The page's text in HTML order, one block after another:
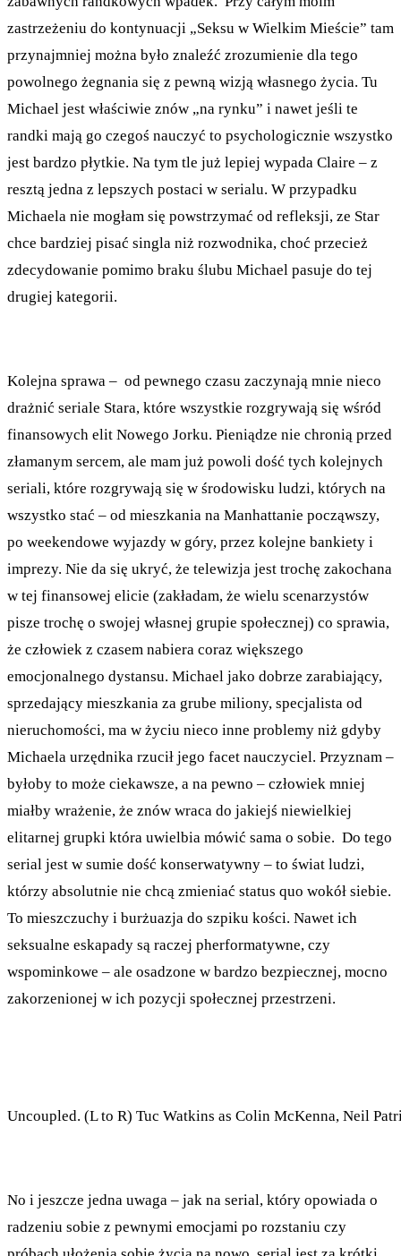
zastrzeżeniu do kontynuacji „Seksu w Wielkim Mieście” tam
przynajmniej można było znaleźć zrozumienie dla tego
powolnego żegnania się z pewną wizją własnego życia. Tu
Michael jest właściwie znów „na rynku” i nawet jeśli te
randki mają go czegoś nauczyć to psychologicznie wszystko
jest bardzo płytkie. Na tym tle już lepiej wypada Claire – z
resztą jedna z lepszych postaci w serialu. W przypadku
Michaela nie mogłam się powstrzymać od refleksji, ze Star
chce bardziej pisać singla niż rozwodnika, choć przecież
zdecydowanie pomimo braku ślubu Michael pasuje do tej
drugiej kategorii.
Kolejna sprawa – od pewnego czasu zaczynają mnie nieco
drażnić seriale Stara, które wszystkie rozgrywają się wśród
finansowych elit Nowego Jorku. Pieniądze nie chronią przed
złamanym sercem, ale mam już powoli dość tych kolejnych
seriali, które rozgrywają się w środowisku ludzi, których na
wszystko stać – od mieszkania na Manhattanie począwszy,
po weekendowe wyjazdy w góry, przez kolejne bankiety i
imprezy. Nie da się ukryć, że telewizja jest trochę zakochana
w tej finansowej elicie (zakładam, że wielu scenarzystów
pisze trochę o swojej własnej grupie społecznej) co sprawia,
że człowiek z czasem nabiera coraz większego
emocjonalnego dystansu. Michael jako dobrze zarabiający,
sprzedający mieszkania za grube miliony, specjalista od
nieruchomości, ma w życiu nieco inne problemy niż gdyby
Michaela urzędnika rzucił jego facet nauczyciel. Przyznam –
byłoby to może ciekawsze, a na pewno – człowiek mniej
miałby wrażenie, że znów wraca do jakiejś niewielkiej
elitarnej grupki która uwielbia mówić sama o sobie. Do tego
serial jest w sumie dość konserwatywny – to świat ludzi,
którzy absolutnie nie chcą zmieniać status quo wokół siebie.
To mieszczuchy i burżuazja do szpiku kości. Nawet ich
seksualne eskapady są raczej pherformatywne, czy
wspominkowe – ale osadzone w bardzo bezpiecznej, mocno
zakorzenionej w ich pozycji społecznej przestrzeni.
Uncoupled. (L to R) Tuc Watkins as Colin McKenna, Neil
No i jeszcze jedna uwaga – jak na serial, który opowiada o
radzeniu sobie z pewnymi emocjami po rozstaniu czy